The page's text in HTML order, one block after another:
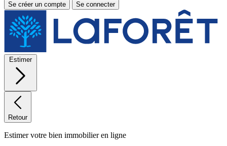
Se créer un compte Se connecter
Estimer
Retour
Estimer votre bien immobilier en ligne